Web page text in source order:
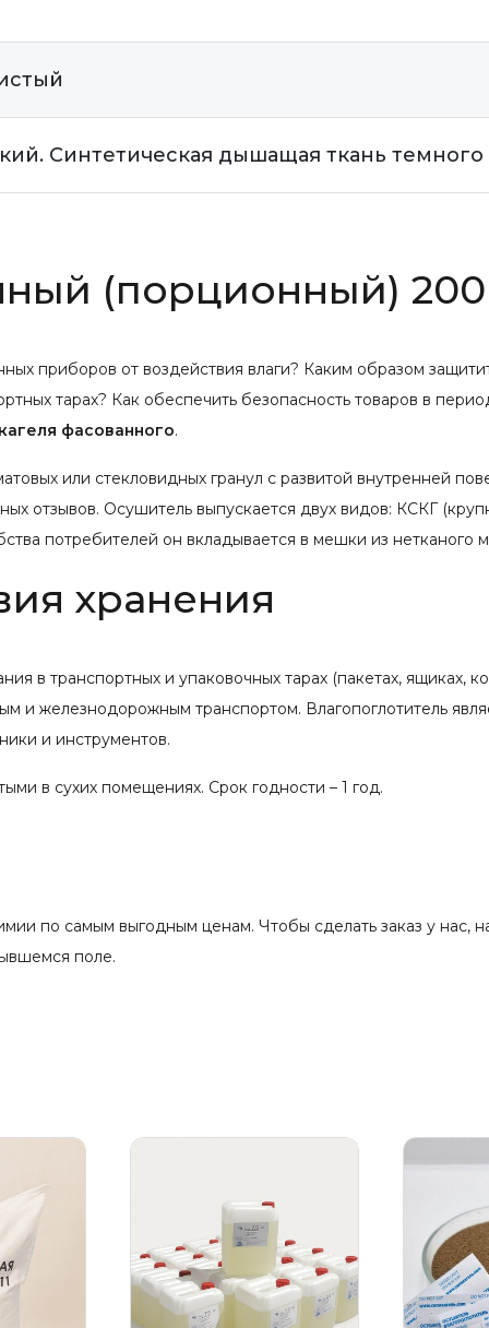
Синтетическая дышащая ткань темного
(порционный)
приборов от воздействия влаги? Каким образом
тарах? Как обеспечить безопасность товаров в
фасованного.
или стекловидных гранул с развитой внутренней
отзывов. Осушитель выпускается двух видов: КСКГ
потребителей он вкладывается в мешки из нетканого
хранения
в транспортных и упаковочных тарах (пакетах, ящиках,
и железнодорожным транспортом. Влагопоглотитель
и инструментов.
в сухих помещениях. Срок годности – 1 год.
по самым выгодным ценам. Чтобы сделать заказ у нас,
поле.